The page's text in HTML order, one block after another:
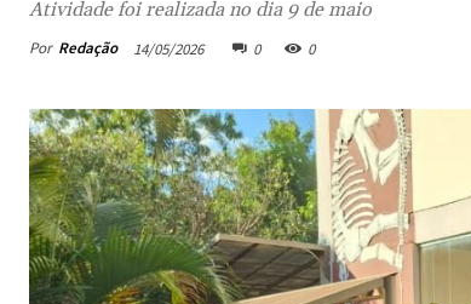
Atividade foi realizada no dia 9 de maio
Por Redação 14/05/2026 0 0